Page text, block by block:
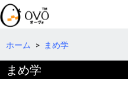
検
索
コ
テ
へ
ホーム > まめ学
まめ学